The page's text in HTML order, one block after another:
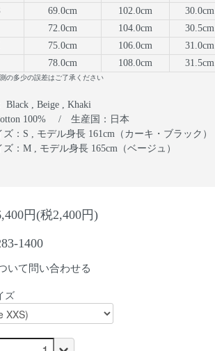
69.0cm 102.0cm 30.0cm
72.0cm 104.0cm 30.5cm
75.0cm 106.0cm 31.0cm
78.0cm 108.0cm 31.5cm
の多少の誤差はご了承ください
Black , Beige , Khaki
100% / 生産国：日本
：S , モデル身長 161cm（カーキ・ブラック）
：M , モデル身長 165cm（ベージュ）
円(税2,400円)
1400
いて問い合わせる
ズ